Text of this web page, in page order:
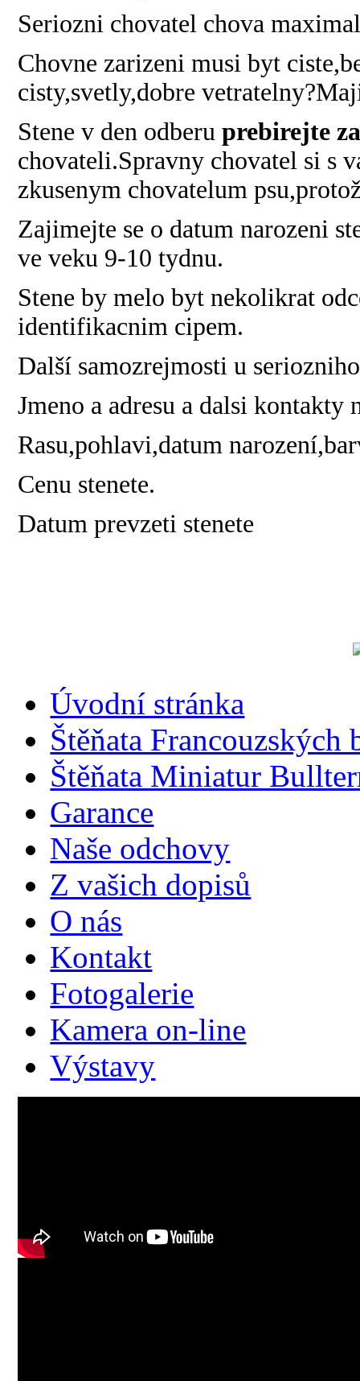
Seriozni chovatel chova
Chovne zarizeni musi byt
cisty,svetly,dobre
Stene v den odberuprebirejte
chovateli.Spravny chovatel si s
zkusenym chovatelum
Zajimejte se o datum narozeni
ve veku 9-10 tydnu.
Stene by melo byt nekolikrat
identifikacnim cipem.
Další samozrejmosti u
Jmeno a adresu a dalsi kontakty
Rasu,pohlavi,datum
Cenu stenete.
Datum prevzeti stenete
Úvodní stránka
Štěňata Francouzských
Štěňata Miniatur
Garance
Naše odchovy
Z vašich dopisů
O nás
Kontakt
Fotogalerie
Kamera on-line
Výstavy